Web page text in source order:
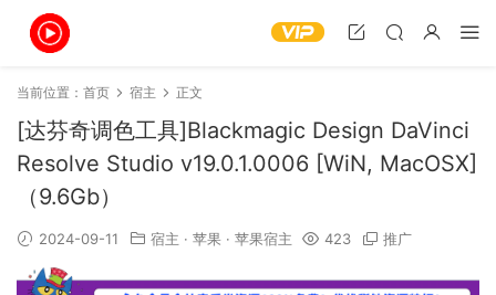
当前位置： 首页 宿主 正文
[达芬奇调色工具]Blackmagic Design DaVinci
Resolve Studio v19.0.1.0006 [WiN, MacOSX]
（9.6Gb）
2024-09-11 宿主 · 苹果 · 苹果宿主 423 推广